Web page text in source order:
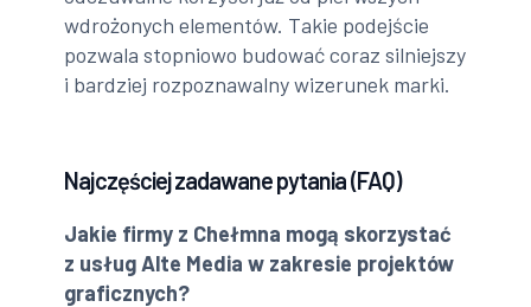
wdrożonych elementów. Takie podejście
pozwala stopniowo budować coraz silniejszy
i bardziej rozpoznawalny wizerunek marki.
Najczęściej zadawane pytania (FAQ)
Jakie firmy z Chełmna mogą skorzystać
z usług Alte Media w zakresie projektów
graficznych?